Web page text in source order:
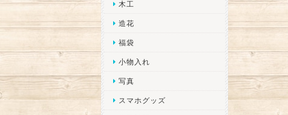
木工
造花
福袋
小物入れ
写真
スマホグッズ